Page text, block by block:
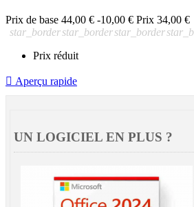
Prix de base 44,00 € -10,00 € Prix 34,00 €
star_borderstar_borderstar_border
Prix réduit
 Aperçu rapide
UN LOGICIEL EN PLUS ?